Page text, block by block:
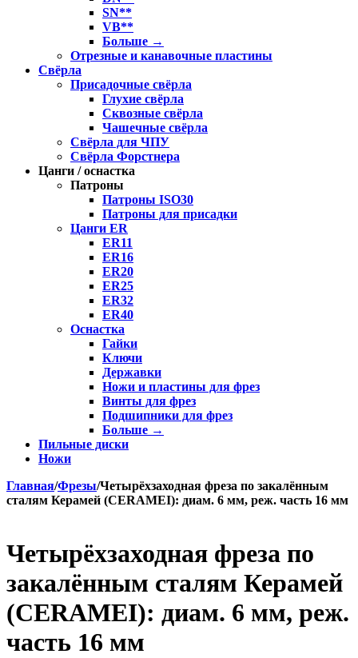
SN**
VB**
Больше →
Отрезные и канавочные пластины
Свёрла
Присадочные свёрла
Глухие свёрла
Сквозные свёрла
Чашечные свёрла
Свёрла для ЧПУ
Свёрла Форстнера
Цанги / оснастка
Патроны
Патроны ISO30
Патроны для присадки
Цанги ER
ER11
ER16
ER20
ER25
ER32
ER40
Оснастка
Гайки
Ключи
Державки
Ножи и пластины для фрез
Винты для фрез
Подшипники для фрез
Больше →
Пильные диски
Ножи
Главная/Фрезы/Четырёхзаходная фреза по закалённым
сталям Керамей (CERAMEI): диам. 6 мм, реж. часть 16 мм
Четырёхзаходная фреза по
закалённым сталям Керамей
(CERAMEI): диам. 6 мм, реж.
часть 16 мм